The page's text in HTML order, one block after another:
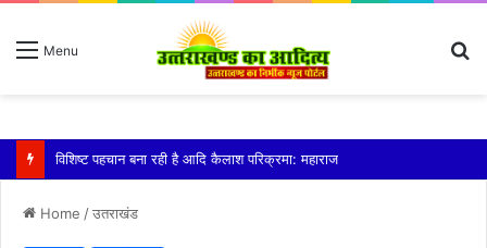
Menu
तेज बारिश से धर्मनगरी हरिद्वार हुई पानी-पानी
Home /उतराखंड